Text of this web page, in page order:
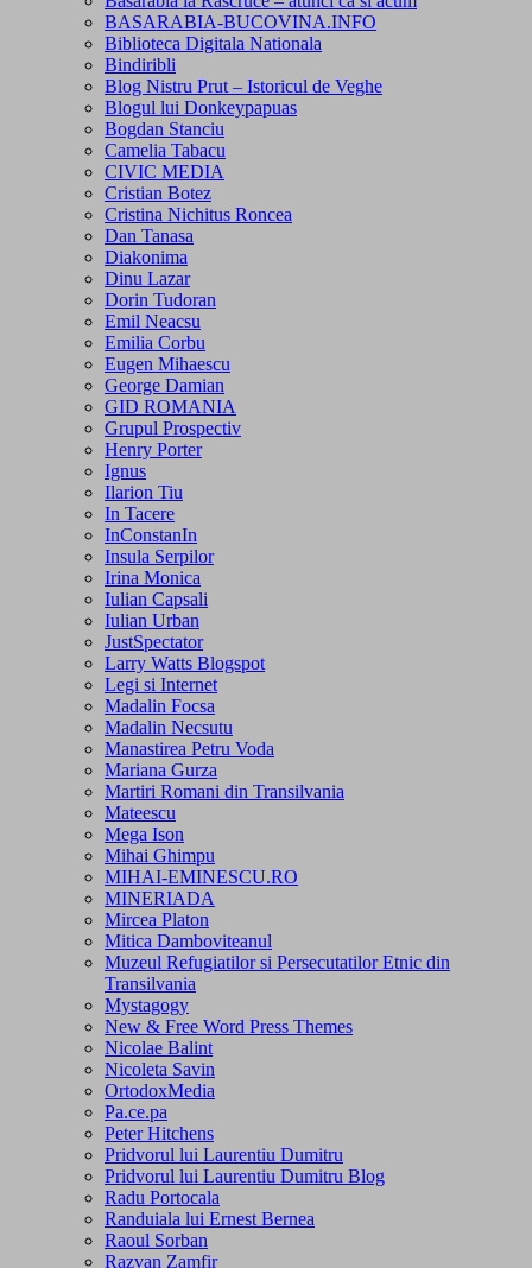
BASARABIA-BUCOVINA.INFO
Biblioteca Digitala Nationala
Bindiribli
Blog Nistru Prut – Istoricul de Veghe
Blogul lui Donkeypapuas
Bogdan Stanciu
Camelia Tabacu
CIVIC MEDIA
Cristian Botez
Cristina Nichitus Roncea
Dan Tanasa
Diakonima
Dinu Lazar
Dorin Tudoran
Emil Neacsu
Emilia Corbu
Eugen Mihaescu
George Damian
GID ROMANIA
Grupul Prospectiv
Henry Porter
Ignus
Ilarion Tiu
In Tacere
InConstanIn
Insula Serpilor
Irina Monica
Iulian Capsali
Iulian Urban
JustSpectator
Larry Watts Blogspot
Legi si Internet
Madalin Focsa
Madalin Necsutu
Manastirea Petru Voda
Mariana Gurza
Martiri Romani din Transilvania
Mateescu
Mega Ison
Mihai Ghimpu
MIHAI-EMINESCU.RO
MINERIADA
Mircea Platon
Mitica Damboviteanul
Muzeul Refugiatilor si Persecutatilor Etnic din
Transilvania
Mystagogy
New & Free Word Press Themes
Nicolae Balint
Nicoleta Savin
OrtodoxMedia
Pa.ce.pa
Peter Hitchens
Pridvorul lui Laurentiu Dumitru
Pridvorul lui Laurentiu Dumitru Blog
Radu Portocala
Randuiala lui Ernest Bernea
Raoul Sorban
Razvan Zamfir